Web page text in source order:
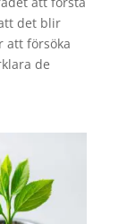
det blir
att försöka
de